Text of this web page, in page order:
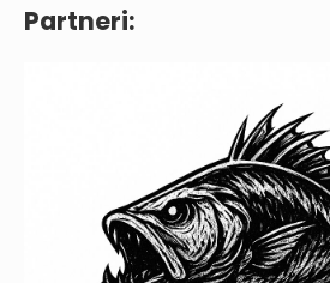
Partneri: